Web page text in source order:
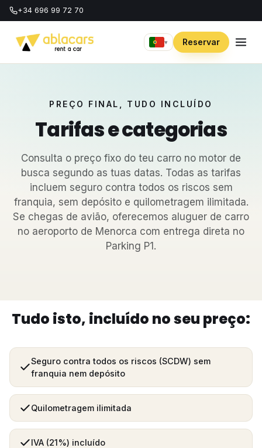
+34 696 99 72 70
▾ Reservar
PREÇO FINAL, TUDO INCLUÍDO
Tarifas e categorias
Consulta o preço fixo do teu carro no motor de
busca segundo as tuas datas. Todas as tarifas
incluem seguro contra todos os riscos sem
franquia, sem depósito e quilometragem ilimitada.
Se chegas de avião, oferecemos aluguer de carro
no aeroporto de Menorca com entrega direta no
Parking P1.
Tudo isto, incluído no seu preço:
Seguro contra todos os riscos (SCDW) sem
franquia nem depósito
Quilometragem ilimitada
IVA (21%) incluído